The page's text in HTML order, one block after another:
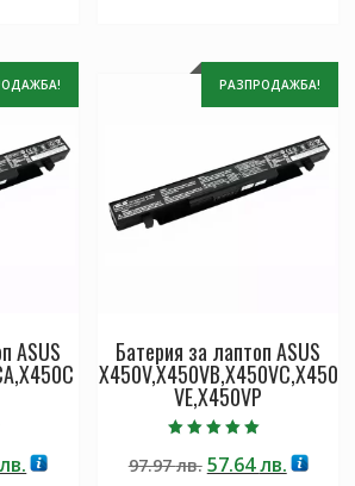
ASUS
лв.Текущата
РАЗПРОДАЖБА!
Батерия за лаптоп ASUS
X450V,X450VB,X450VC,X450
VE,X450VP
5.00
от 5
97.97лв. Original
57.64лв.